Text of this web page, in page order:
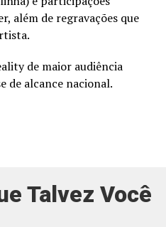
além de regravações que
de maior audiência
de alcance nacional.
Talvez Você